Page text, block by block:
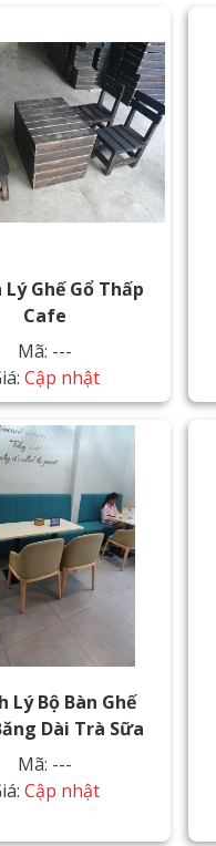
Ghế Gổ Thấp
Cafe
Mã: ---
Cập nhật
Lý Bộ Bàn Ghế
Dài Trà Sữa
Mã: ---
Cập nhật